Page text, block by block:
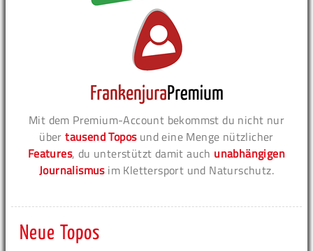
Mit dem Premium-Account bekommst du nicht nur
übertausend Toposund eine Menge nützlicher
Features, du unterstützt damit auch unabhängigen
Journalismusim Klettersport und Naturschutz.
Neue Topos